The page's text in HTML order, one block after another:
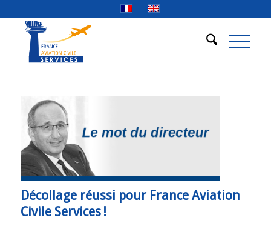
Décollage réussi pour France Aviation
Civile Services !